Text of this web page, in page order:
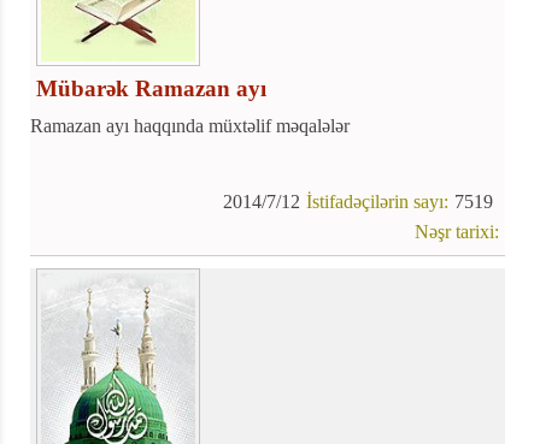
Mübarək Ramazan ayı
Ramazan ayı haqqında müxtəlif məqalələr
7519
İstifadəçilərin sayı:
2014/7/12
Nəşr tarixi: